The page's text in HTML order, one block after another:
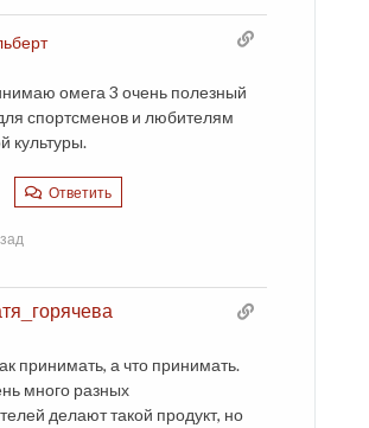
омега 3 очень полезный
спортсменов и любителям
культуры.
Ответить
принимать, а что принимать.
много разных
делают такой продукт, но